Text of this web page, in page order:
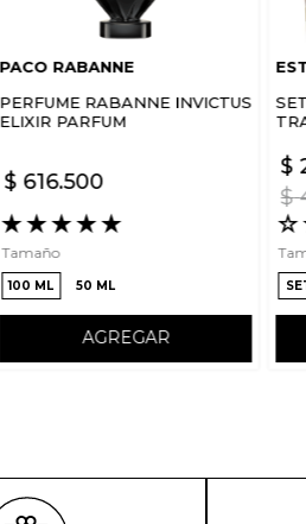
PACO RABANNE
PERFUME RABANNE INVICTUS
ELIXIR PARFUM
$ 616.500
★★★★★
Tamaño
100 ML 50 ML
AGREGAR
$
$
☆